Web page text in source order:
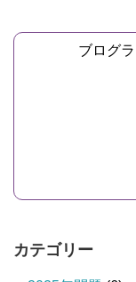
ブログ
カテゴリー